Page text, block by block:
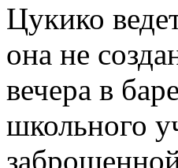
Цукико
она не
вечера в
школьного